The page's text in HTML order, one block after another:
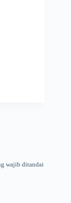
wajib ditandai